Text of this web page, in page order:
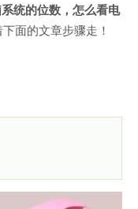
统的位数，怎么看电
面的文章步骤走！